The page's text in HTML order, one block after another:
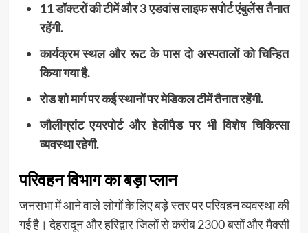
11 डॉक्टरों की टीमें और 3 एडवांस लाइफ सपोर्ट एंबुलेंस तैनात
रहेंगी.
कार्यक्रम स्थल और रूट के पास दो अस्पतालों को चिन्हित
किया गया है.
रोड शो मार्ग पर कई स्थानों पर मेडिकल टीमें तैनात रहेंगी.
जौलीग्रांट एयरपोर्ट और हेलीपैड पर भी विशेष चिकित्सा
व्यवस्था रहेगी.
परिवहन विभाग का बड़ा प्लान
जनसभा में आने वाले लोगों के लिए बड़े स्तर पर परिवहन व्यवस्था की
गई है। देहरादून और हरिद्वार जिलों से करीब 2300 बसों और मैक्सी